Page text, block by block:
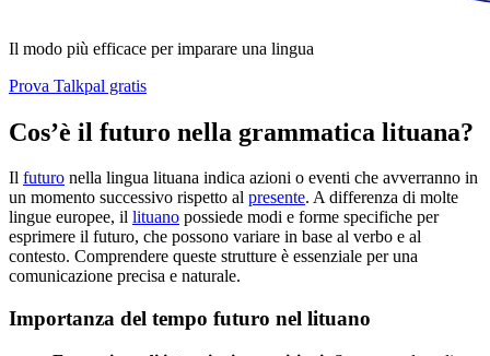
Il modo più efficace per imparare una lingua
Prova Talkpal gratis
Cos’è il futuro nella grammatica lituana?
Il futuro nella lingua lituana indica azioni o eventi che avverranno in
un momento successivo rispetto al presente. A differenza di molte
lingue europee, il lituano possiede modi e forme specifiche per
esprimere il futuro, che possono variare in base al verbo e al
contesto. Comprendere queste strutture è essenziale per una
comunicazione precisa e naturale.
Importanza del tempo futuro nel lituano